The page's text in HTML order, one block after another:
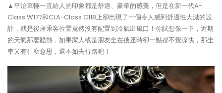
▲平治車輛一直給人的印象都是舒適、豪華的感覺，但是在新一代A-
Class W177和CLA-Class C118上卻出現了一個令人感到舒適性大減的設
計，就是後座乘客位置竟然沒有配置到冷氣出風口！你試想像一下，近期
的天氣那麼酷熱，如果家人或是朋友坐在後座時卻一點都不覺涼快，那坐
車又有什麼意思，還不如去行路吧！